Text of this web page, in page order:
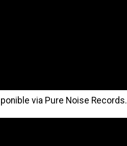
via Pure Noise Records.